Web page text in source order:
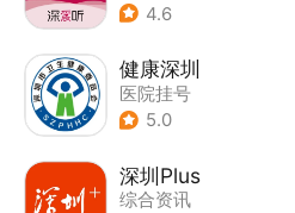
4.6
健康深圳
医院挂号
5.0
深圳Plus
综合资讯